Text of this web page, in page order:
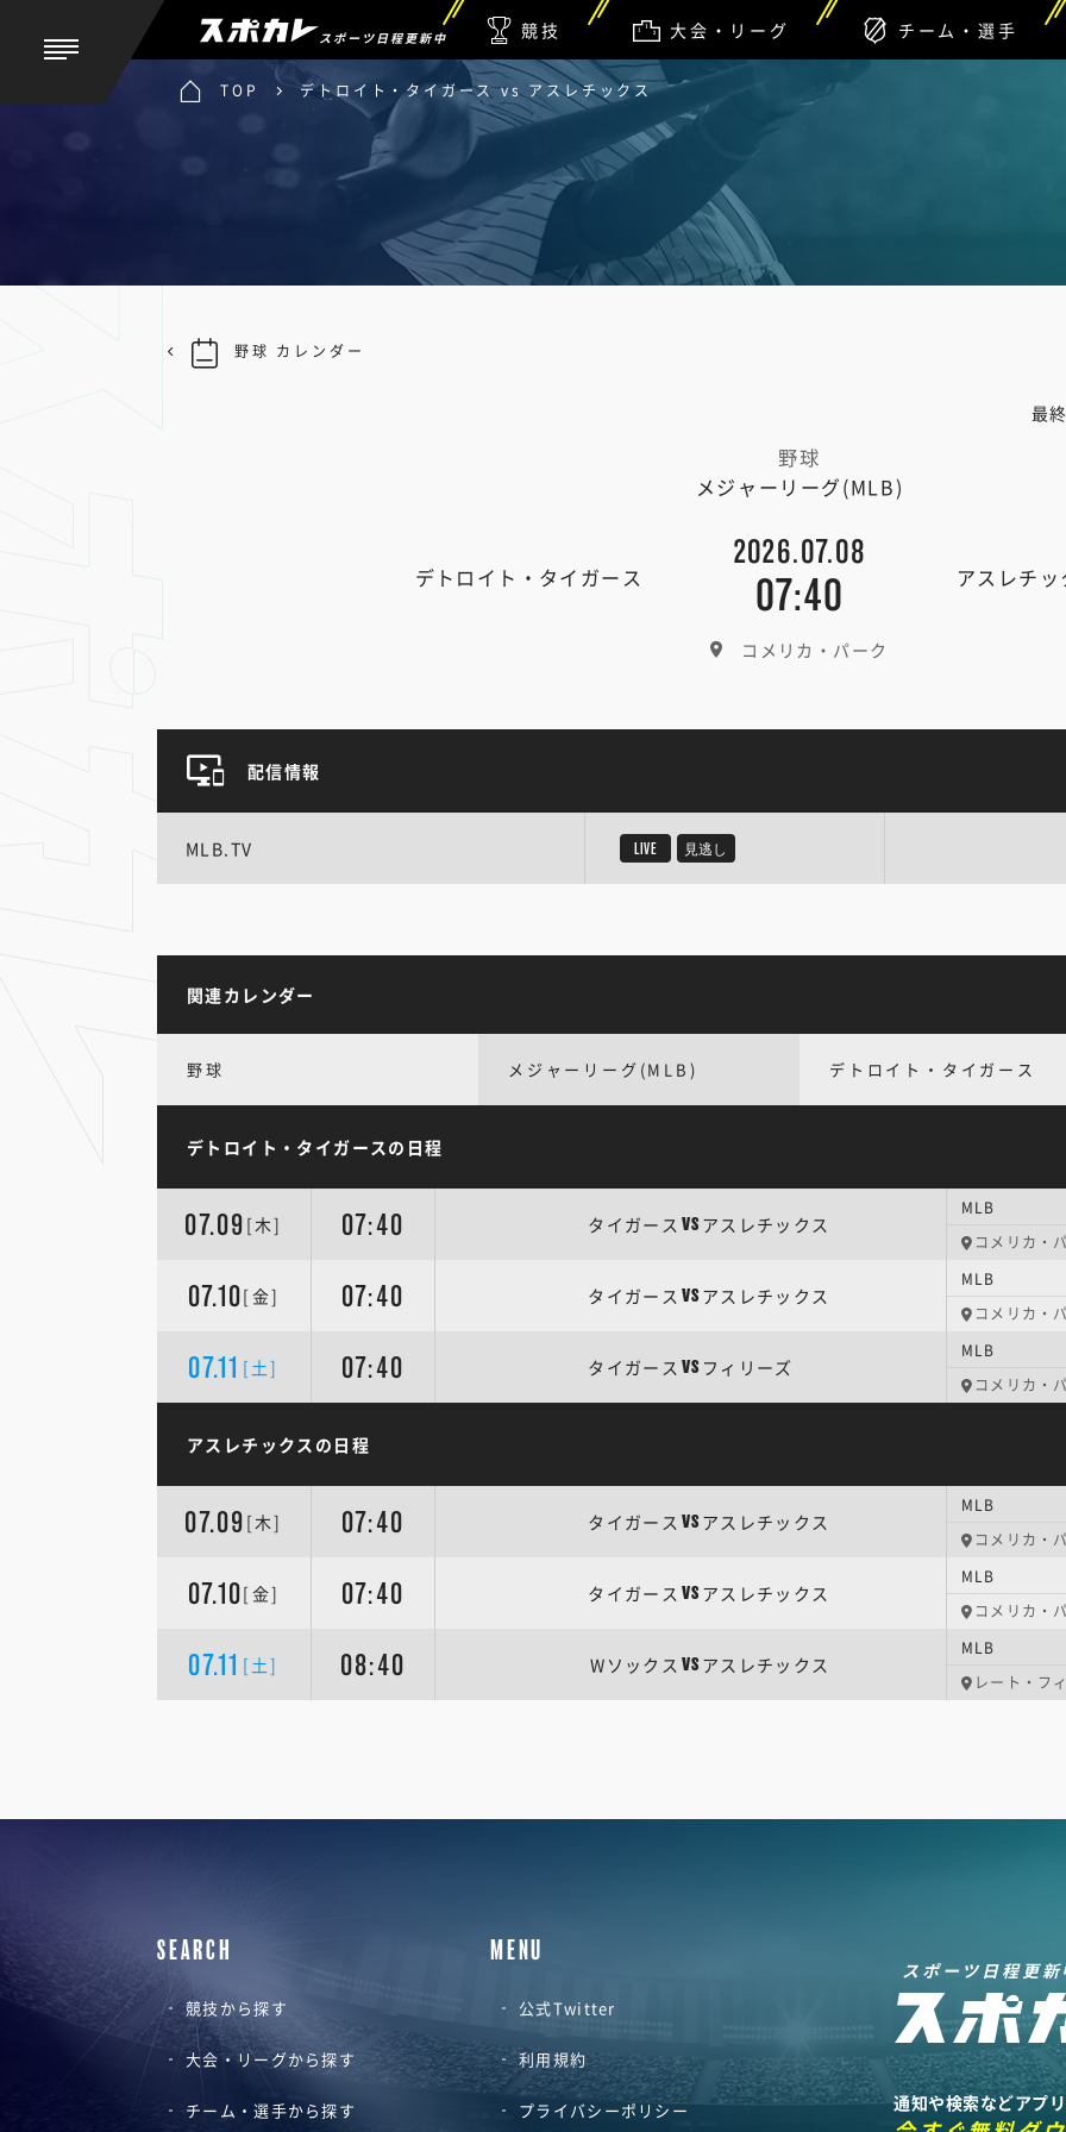
スポーツ日程更新中 競技 大会・リーグ チーム・選手
TOP デトロイト・タイガース vs アスレチックス
最
野球
メジャーリーグ(MLB)
デトロイト・タイガース
2026.07.08
07:40 アスレチ
コメリカ・パーク
野球 カレンダー
配信情報
MLB.TV LIVE 見逃し
関連カレンダー
野球 メジャーリーグ(MLB) デトロイト・タイガース
デトロイト・タイガースの日程
07.09 [木] 07:40 タイガース VS アスレチックス
MLB
コメリカ・
07.10[金] 07:40 タイガース VS アスレチックス
MLB
コメリカ・
07.11 [土] 07:40 タイガース VS フィリーズ
MLB
コメリカ・
アスレチックスの日程
07.09 [木] 07:40 タイガース VS アスレチックス
MLB
コメリカ・
07.10[金] 07:40 タイガース VS アスレチックス
MLB
コメリカ・
07.11 [土] 08:40 Wソックス VS アスレチックス
MLB
レート・フ
SEARCH
競技から探す
大会・リーグから探す
チーム・選手から探す
MENU
公式Twitter
利用規約
プライバシーポリシー
スポーツ日程更新
通知や検索などアプ